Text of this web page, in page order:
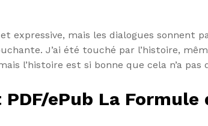
expressive, mais les dialogues
J’ai été touché par l’histoire,
l’histoire est si bonne que cela n’a pas
ePub La Formule